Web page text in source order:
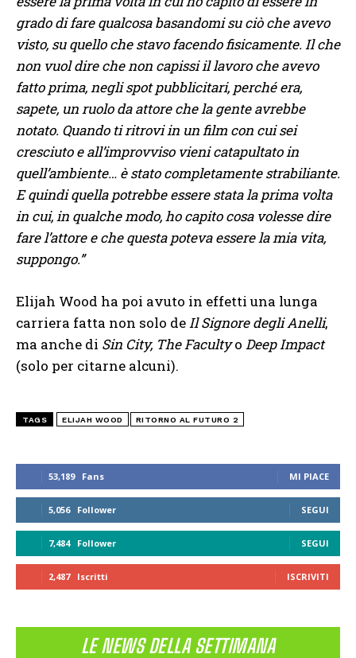
53,189 Fans MI PIACE
5,056 Follower SEGUI
7,484 Follower SEGUI
2,487 Iscritti ISCRIVITI
LE NEWS DELLA SETTIMANA
grado di fare qualcosa basandomi su ciò che avevo
visto, su quello che stavo facendo fisicamente. Il che
non vuol dire che non capissi il lavoro che avevo
fatto prima, negli spot pubblicitari, perché era,
sapete, un ruolo da attore che la gente avrebbe
notato. Quando ti ritrovi in un film con cui sei
cresciuto e all’improvviso vieni catapultato in
quell’ambiente… è stato completamente strabiliante.
E quindi quella potrebbe essere stata la prima volta
in cui, in qualche modo, ho capito cosa volesse dire
fare l’attore e che questa poteva essere la mia vita,
suppongo.”
Elijah Wood ha poi avuto in effetti una lunga
carriera fatta non solo deIl Signore degli Anelli,
ma anche di Sin City, The Facultyo Deep Impact
(solo per citarne alcuni).
TAGS ELIJAH WOOD RITORNO AL FUTURO 2